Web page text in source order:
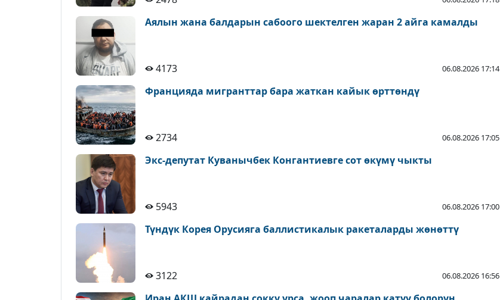
Аялын жана балдарын сабоого шектелген жаран 2 айга камалды
4173 06.08.2026 17:14
Францияда мигранттар бара жаткан кайык өрттөндү
2734 06.08.2026 17:05
Экс-депутат Куванычбек Конгантиевге сот өкүмү чыкты
5943 06.08.2026 17:00
Түндүк Корея Орусияга баллистикалык ракеталарды жөнөттү
3122 06.08.2026 16:56